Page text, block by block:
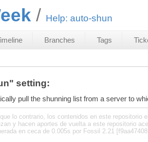
Help: auto-shun
Branches Tags
setting:
pull the shunning list from a server to
lo contrario, los contenidos en este repositorio
y hacen aportes de vuelta a este repositorio
en ceca de 0.005s por Fossil 2.21